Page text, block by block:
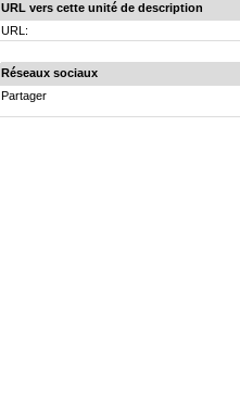
URL vers cette unité de description
URL:
Réseaux sociaux
Partager